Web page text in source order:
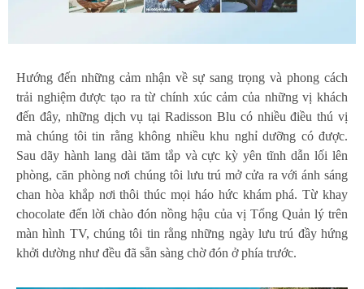
Hướng đến những cảm nhận về sự sang trọng và phong cách
trải nghiệm được tạo ra từ chính xúc cảm của những vị khách
đến đây, những dịch vụ tại Radisson Blu có nhiều điều thú vị
mà chúng tôi tin rằng không nhiều khu nghỉ dưỡng có được.
Sau dãy hành lang dài tăm tắp và cực kỳ yên tĩnh dẫn lối lên
phòng, căn phòng nơi chúng tôi lưu trú mở cửa ra với ánh sáng
chan hòa khắp nơi thôi thúc mọi háo hức khám phá. Từ khay
chocolate đến lời chào đón nồng hậu của vị Tổng Quản lý trên
màn hình TV, chúng tôi tin rằng những ngày lưu trú đầy hứng
khởi dường như đều đã sẵn sàng chờ đón ở phía trước.